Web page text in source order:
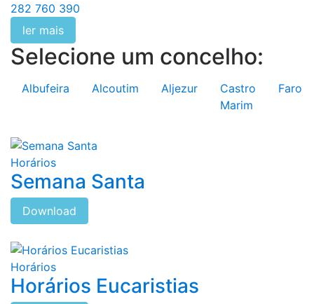
282 760 390
ler mais
Selecione um concelho:
Albufeira Alcoutim Aljezur
Castro
Marim
Faro
Horários
Semana Santa
Download
Horários
Horários Eucaristias